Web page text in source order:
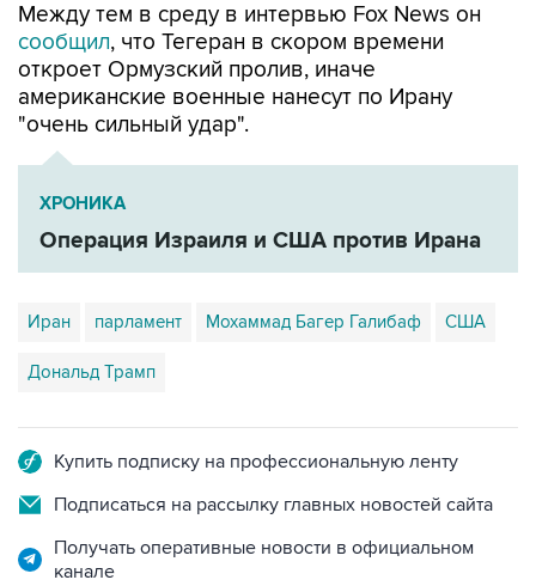
Между тем в среду в интервью Fox News он
сообщил, что Тегеран в скором времени
откроет Ормузский пролив, иначе
американские военные нанесут по Ирану
"очень сильный удар".
ХРОНИКА
Операция Израиля и США против Ирана
Иран парламент Мохаммад Багер Галибаф США
Дональд Трамп
Купить подписку на профессиональную ленту
Подписаться на рассылку главных новостей сайта
Получать оперативные новости в официальном
канале